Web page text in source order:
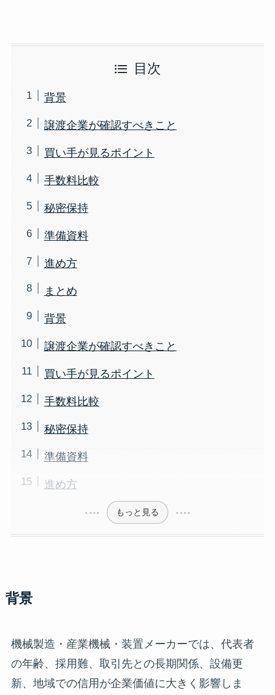
目次
背景
譲渡企業が確認すべきこと
買い手が見るポイント
手数料比較
秘密保持
準備資料
進め方
まとめ
背景
譲渡企業が確認すべきこと
買い手が見るポイント
手数料比較
秘密保持
準備資料
進め方
もっと見る
背景
機械製造・産業機械・装置メーカーでは、代表者
の年齢、採用難、取引先との長期関係、設備更
新、地域での信用が企業価値に大きく影響しま